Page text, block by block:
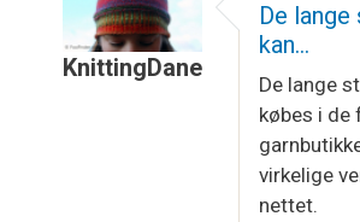
KnittingDane
Hvor ser det
De
kan…
De lange
købes i de
virkelige
nettet.